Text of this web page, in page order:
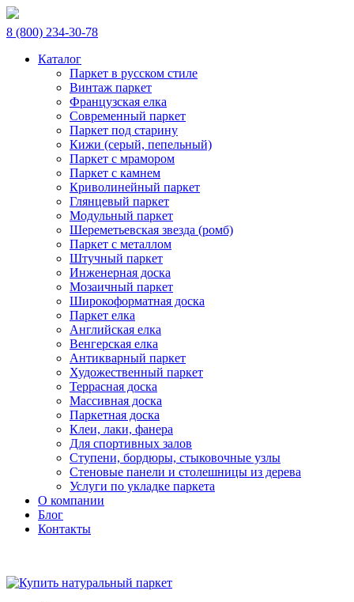
8 (800) 234-30-78
Каталог
Паркет в русском стиле
Винтаж паркет
Французская елка
Современный паркет
Паркет под старину
Кижи (серый, пепельный)
Паркет с мрамором
Паркет с камнем
Криволинейный паркет
Глянцевый паркет
Модульный паркет
Шереметьевская звезда (ромб)
Паркет с металлом
Штучный паркет
Инженерная доска
Мозаичный паркет
Широкоформатная доска
Паркет елка
Английская елка
Венгерская елка
Антикварный паркет
Художественный паркет
Террасная доска
Массивная доска
Паркетная доска
Клеи, лаки, фанера
Для спортивных залов
Ступени, бордюры, стыковочные узлы
Стеновые панели и столешницы из дерева
Услуги по укладке паркета
О компании
Блог
Контакты